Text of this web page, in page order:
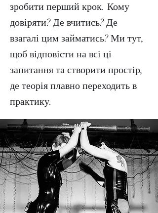
зробити перший крок. Кому
довіряти? Де вчитись? Де
взагалі цим займатись? Ми тут,
щоб відповісти на всі ці
запитання та створити простір,
де теорія плавно переходить в
практику.